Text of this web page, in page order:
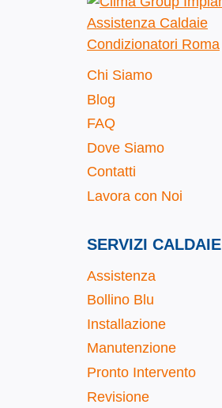
Chi Siamo
Blog
FAQ
Dove Siamo
Contatti
Lavora con Noi
SERVIZI CALDAIE
Assistenza
Bollino Blu
Installazione
Manutenzione
Pronto Intervento
Revisione